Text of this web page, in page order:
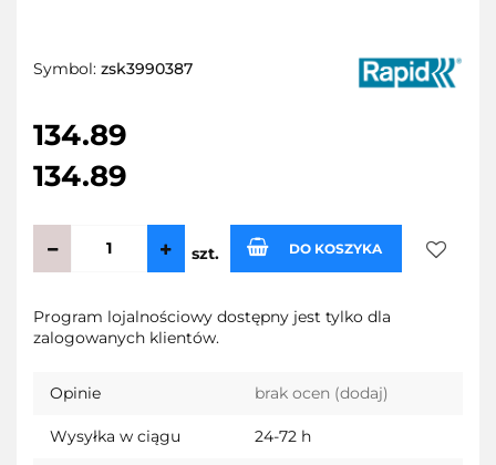
Symbol: zsk3990387
134.89
134.89
szt. DO KOSZYKA
Program lojalnościowy dostępny jest tylko dla
zalogowanych klientów.
Opinie brak ocen (dodaj)
Wysyłka w ciągu 24-72 h